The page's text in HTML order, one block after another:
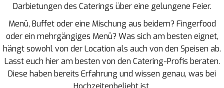
Darbietungen des Caterings über eine gelungene Feier.
Menü, Buffet oder eine Mischung aus beidem? Fingerfood
oder ein mehrgängiges Menü? Was sich am besten eignet,
hängt sowohl von der Location als auch von den Speisen ab.
Lasst euch hier am besten von den Catering-Profis beraten.
Diese haben bereits Erfahrung und wissen genau, was bei